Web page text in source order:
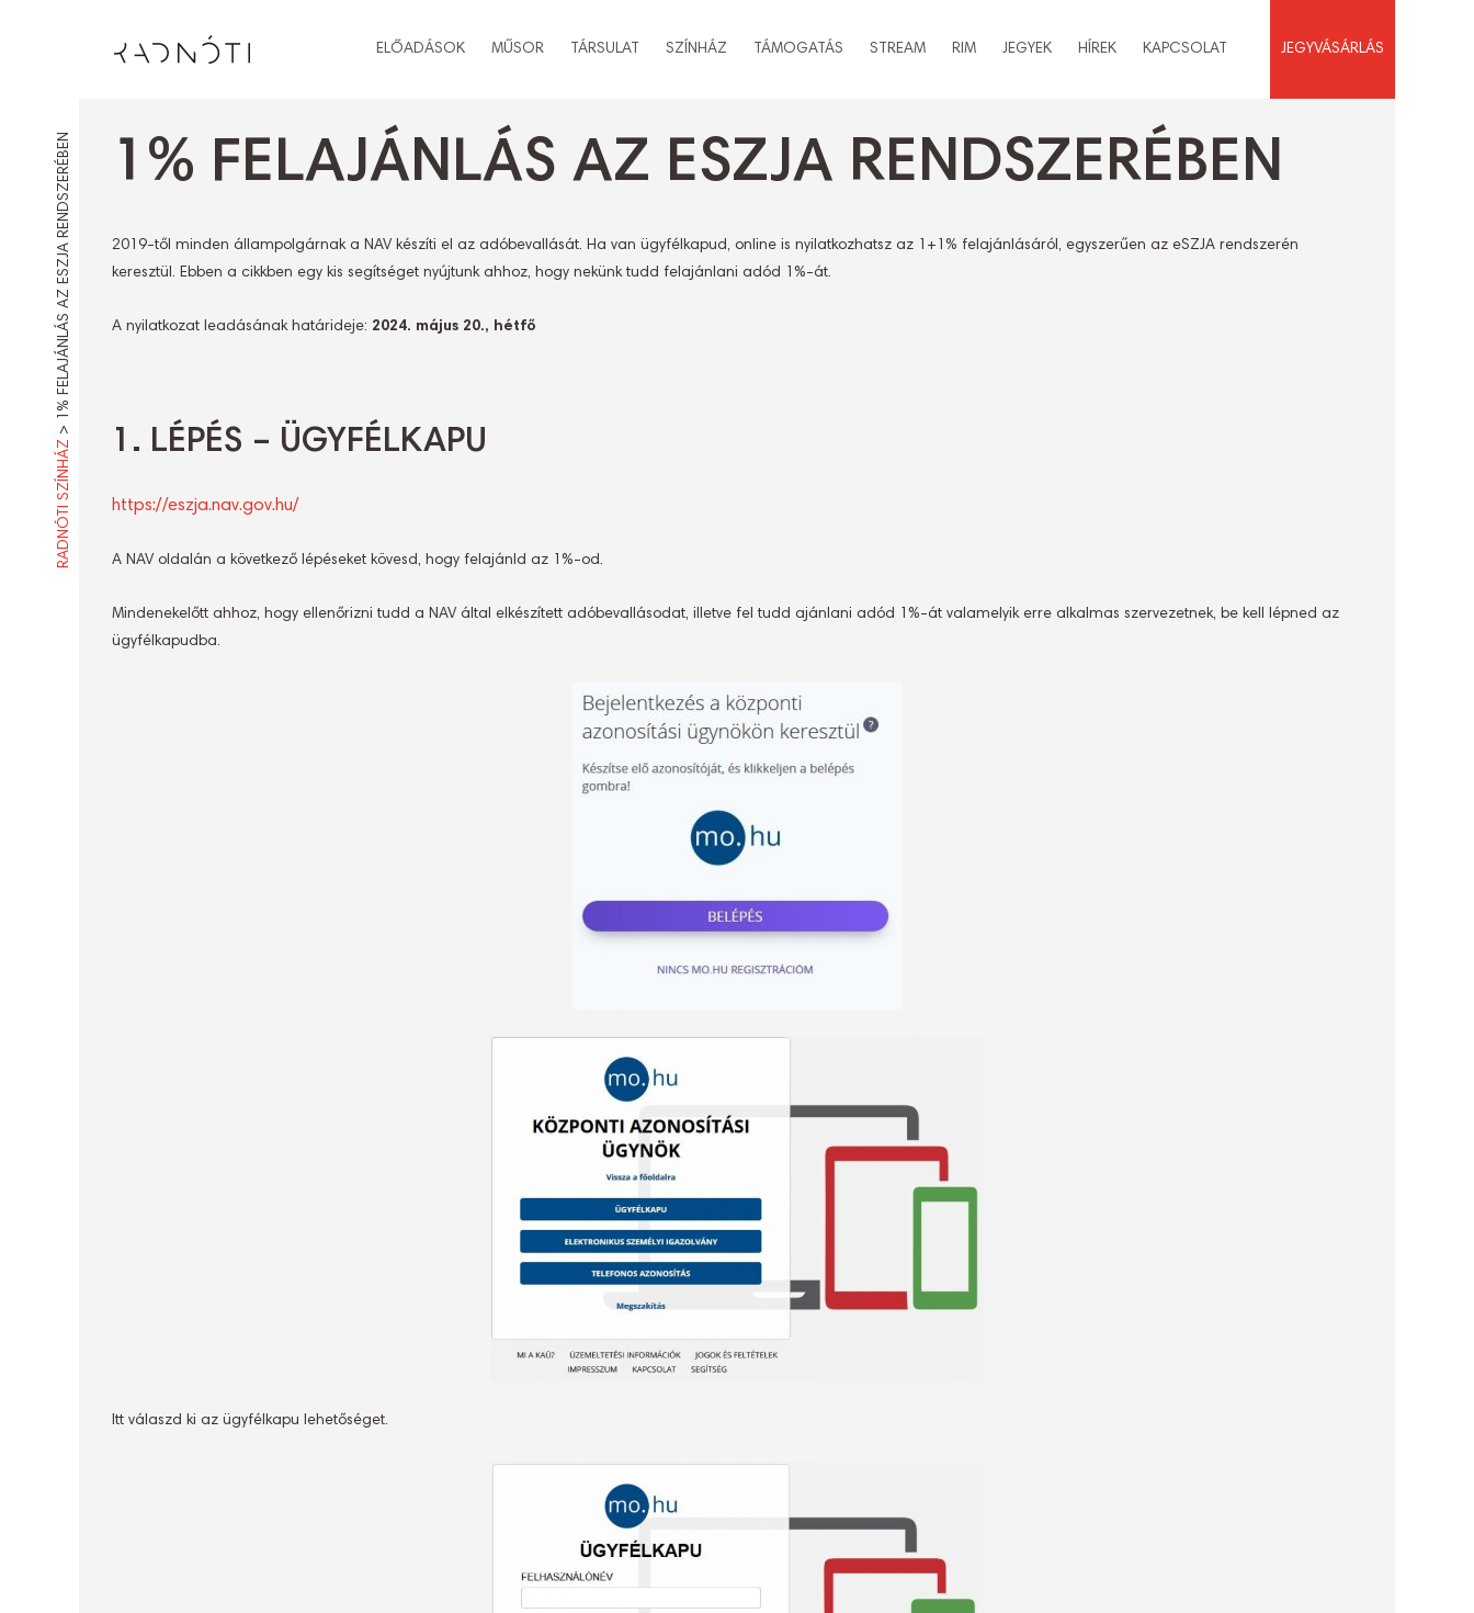
ELŐADÁSOK MŰSOR TÁRSULAT SZÍNHÁZ TÁMOGATÁS STREAM RIM JEGYEK HÍREK KAPCSOLAT JEGYVÁSÁRLÁS
RADNÓTI SZÍNHÁZ
>
1% FELAJÁNLÁS AZ ESZJA RENDSZERÉBEN 1% FELAJÁNLÁS AZ ESZJA RENDSZERÉBEN
2019-től minden állampolgárnak a NAV készíti el az adóbevallását. Ha van ügyfélkapud, online is nyilatkozhatsz az 1+1% felajánlásáról, egyszerűen az eSZJA rendszerén
keresztül. Ebben a cikkben egy kis segítséget nyújtunk ahhoz, hogy nekünk tudd felajánlani adód 1%-át.
A nyilatkozat leadásának határideje: 2024. május 20., hétfő
1. LÉPÉS – ÜGYFÉLKAPU
https://eszja.nav.gov.hu/
A NAV oldalán a következő lépéseket kövesd, hogy felajánld az 1%-od.
Mindenekelőtt ahhoz, hogy ellenőrizni tudd a NAV által elkészített adóbevallásodat, illetve fel tudd ajánlani adód 1%-át valamelyik erre alkalmas szervezetnek, be kell lépned az
ügyfélkapudba.
Itt válaszd ki az ügyfélkapu lehetőséget.